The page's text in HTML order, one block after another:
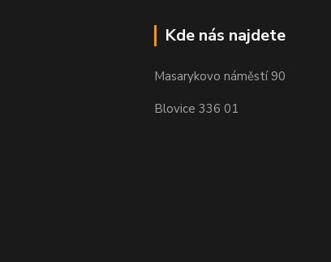
Kde nás najdete
Masarykovo náměstí 90
Blovice 336 01